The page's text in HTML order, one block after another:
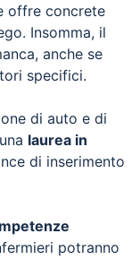
offre concrete
Insomma, il
anche se
specifici.
di auto e di
laurea in
di inserimento
potranno